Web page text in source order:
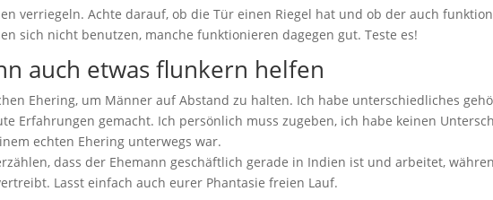
verriegeln. Achte darauf, ob die Tür einen Riegel hat und ob der auch
sich nicht benutzen, manche funktionieren dagegen gut. Teste es!
auch etwas flunkern helfen
Ehering, um Männer auf Abstand zu halten. Ich habe unterschiedliches
Erfahrungen gemacht. Ich persönlich muss zugeben, ich habe keinen
echten Ehering unterwegs war.
dass der Ehemann geschäftlich gerade in Indien ist und arbeitet,
Lasst einfach auch eurer Phantasie freien Lauf.